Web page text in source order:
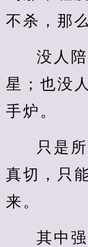
不杀，那
没人
星；也没
手炉。
只是
真切，只
来。
其中